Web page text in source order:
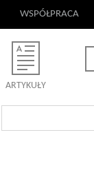
WSPÓŁPRACA
ARTYKUŁY